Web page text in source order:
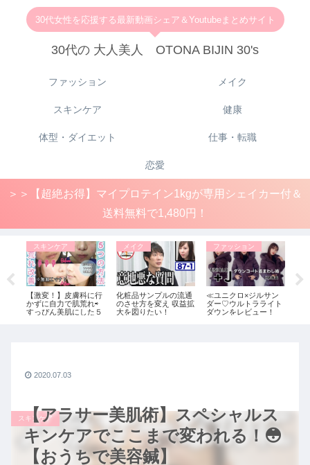
30代女性を応援する最新動画シェア＆Youtubeまとめサイト
30代の 大人美人 OTONA BIJIN 30's
ファッション メイク
スキンケア 健康
体型・ダイエット 仕事・転職
恋愛
＞＞【超絶お得】マイプロテイン1kgが専用シェイカー付＆
送料無料で1,480円！
スキンケア
【激変！】皮膚科に行
かずに自力で肌荒れ⇨
すっぴん美肌にした５
メイク
化粧品サンプルの流通
のさせ方を変え 収益拡
大を図りたい！
ファッション
≪ユニクロ×ジルサン
ダー♡ウルトラライト
ダウンをレビュー！
【アラサー美肌術】スペシャルス
キンケアでここまで変われる！😳
【おうちで美容鍼】
スキンケア
2020.07.03